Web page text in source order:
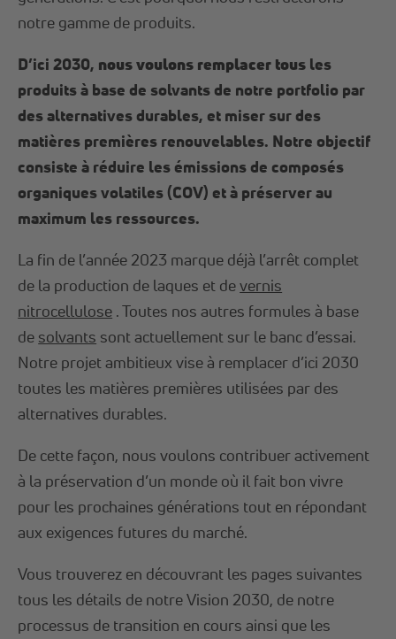
notre gamme de produits.
D’ici 2030, nous voulons remplacer tous les
produits à base de solvants de notre portfolio par
des alternatives durables, et miser sur des
matières premières renouvelables. Notre objectif
consiste à réduire les émissions de composés
organiques volatiles (COV) et à préserver au
maximum les ressources.
La fin de l’année 2023 marque déjà l’arrêt complet
de la production de laques et devernis
nitrocellulose . Toutes nos autres formules à base
de solvants sont actuellement sur le banc d’essai.
Notre projet ambitieux vise à remplacer d’ici 2030
toutes les matières premières utilisées par des
alternatives durables.
De cette façon, nous voulons contribuer activement
à la préservation d’un monde où il fait bon vivre
pour les prochaines générations tout en répondant
aux exigences futures du marché.
Vous trouverez en découvrant les pages suivantes
tous les détails de notre Vision 2030, de notre
processus de transition en cours ainsi que les